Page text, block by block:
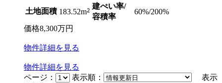
土地面積 183.52m2 建ぺい率/
容積率
60%/200%
価格8,300万円
物件詳細を見る
物件詳細を見る
ページ：
表示順：
表示